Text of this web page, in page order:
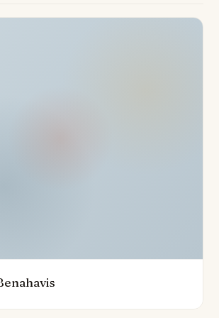
begehbaren Schränken
Garage, die sechs Autos aufnehmen
schätzen die Nähe zu erstklassigen